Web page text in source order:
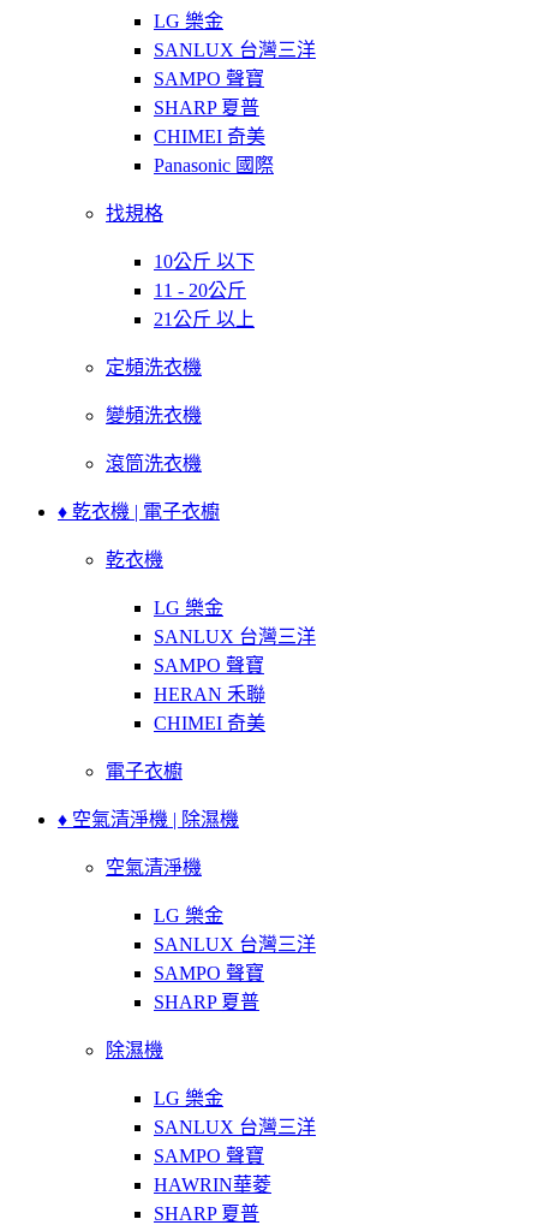
LG 樂金
SANLUX 台灣三洋
SAMPO 聲寶
SHARP 夏普
CHIMEI 奇美
Panasonic 國際
找規格
10公斤 以下
11 - 20公斤
21公斤 以上
定頻洗衣機
變頻洗衣機
滾筒洗衣機
♦ 乾衣機 | 電子衣櫥
乾衣機
LG 樂金
SANLUX 台灣三洋
SAMPO 聲寶
HERAN 禾聯
CHIMEI 奇美
電子衣櫥
♦ 空氣清淨機 | 除濕機
空氣清淨機
LG 樂金
SANLUX 台灣三洋
SAMPO 聲寶
SHARP 夏普
除濕機
LG 樂金
SANLUX 台灣三洋
SAMPO 聲寶
HAWRIN華菱
SHARP 夏普